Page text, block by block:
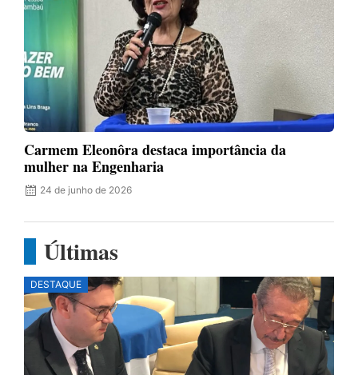
Carmem Eleonôra destaca importância da
mulher na Engenharia
24 de junho de 2026
Últimas
DESTAQUE